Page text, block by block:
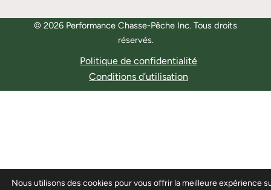
© 2026 Performance Chasse-Pêche Inc. Tous droits
réservés.
Politique de confidentialité
Conditions d’utilisation
Nous utilisons des cookies pour vous offrir la meilleure expérience